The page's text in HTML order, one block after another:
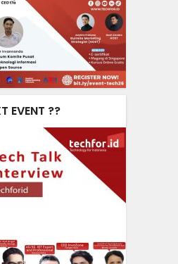
EVENT ??